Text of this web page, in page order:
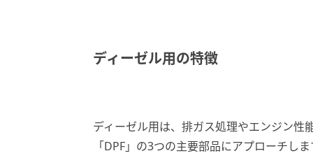
ディーゼル用の特徴
ディーゼル用は、排ガス処理やエンジン性
「DPF」の3つの主要部品にアプローチしま